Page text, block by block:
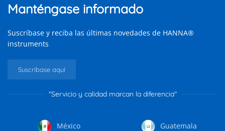
Manténgase informado
Suscríbase y reciba las últimas novedades de HANNA®
instruments
Suscríbase aquí
"Servicio y calidad marcan la diferencia"
México Guatemala